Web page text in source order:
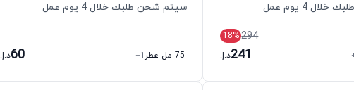
4 يوم عمل
294
18%
241د.إ.
سيتم شحن طلبك خلال 4 يوم عمل
75 مل عطر +1
60د.إ.